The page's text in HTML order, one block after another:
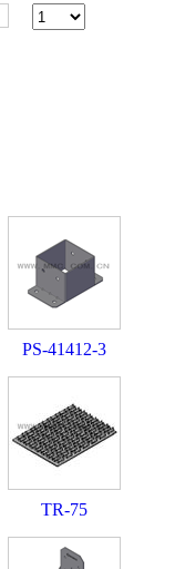
PS-41412-3
TR-75